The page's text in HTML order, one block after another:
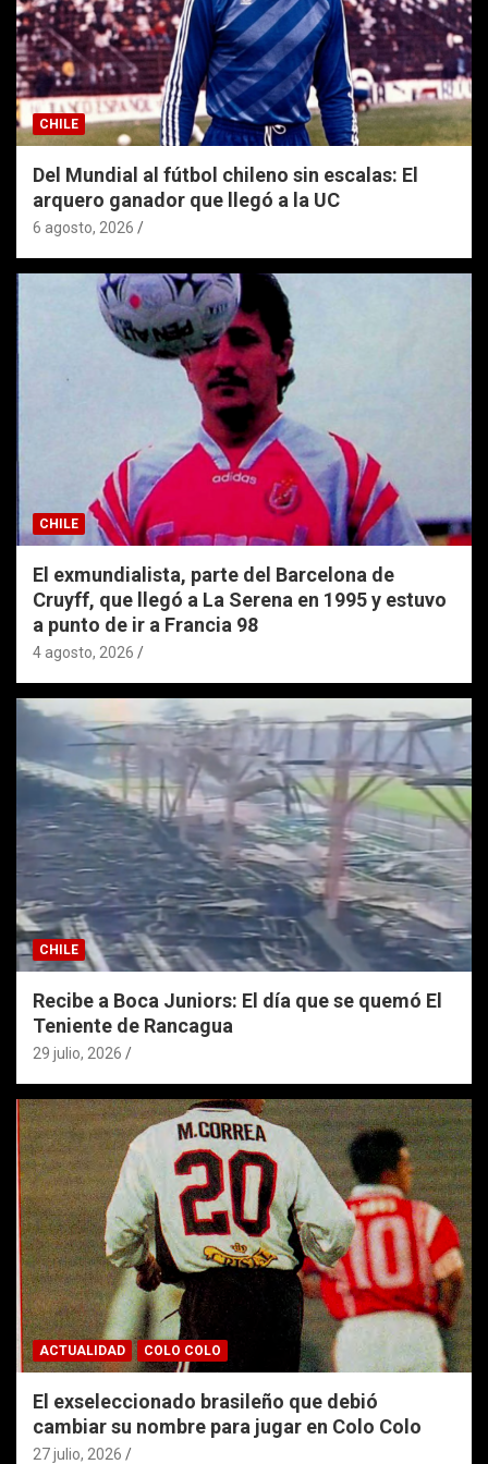
CHILE
Del Mundial al fútbol chileno sin escalas: El
arquero ganador que llegó a la UC
6 agosto, 2026
CHILE
El exmundialista, parte del Barcelona de
Cruyff, que llegó a La Serena en 1995 y estuvo
a punto de ir a Francia 98
4 agosto, 2026
CHILE
Recibe a Boca Juniors: El día que se quemó El
Teniente de Rancagua
29 julio, 2026
ACTUALIDAD COLO COLO
El exseleccionado brasileño que debió
cambiar su nombre para jugar en Colo Colo
27 julio, 2026